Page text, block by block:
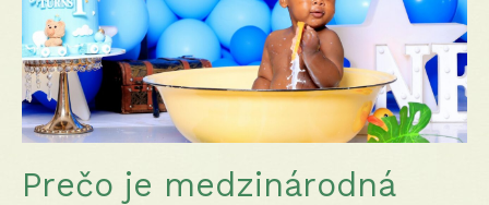
Prečo je medzinárodná